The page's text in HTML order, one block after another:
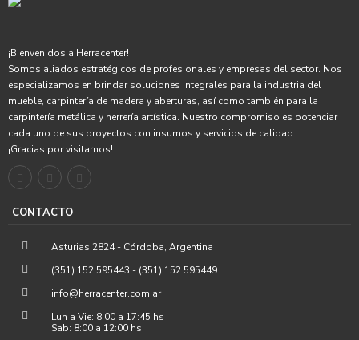
¡Bienvenidos a Herracenter!
Somos aliados estratégicos de profesionales y empresas del sector. Nos
especializamos en brindar soluciones integrales para la industria del
mueble, carpintería de madera y aberturas, así como también para la
carpintería metálica y herrería artística. Nuestro compromiso es potenciar
cada uno de sus proyectos con insumos y servicios de calidad.
¡Gracias por visitarnos!
CONTACTO
Asturias 2824 - Córdoba, Argentina
(351) 152 595443 - (351) 152 595449
info@herracenter.com.ar
Lun a Vie: 8:00 a 17:45 hs
Sab: 8:00 a 12:00 hs